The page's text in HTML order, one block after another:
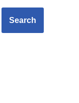
Search